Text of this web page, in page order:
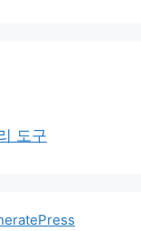
도구